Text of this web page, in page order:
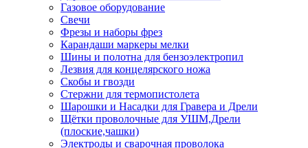
Газовое оборудование
Свечи
Фрезы и наборы фрез
Карандаши маркеры мелки
Шины и полотна для бензоэлектропил
Лезвия для концелярского ножа
Скобы и гвозди
Стержни для термопистолета
Шарошки и Насадки для Гравера и Дрели
Щётки проволочные для УШМ,Дрели
(плоские,чашки)
Электроды и сварочная проволока